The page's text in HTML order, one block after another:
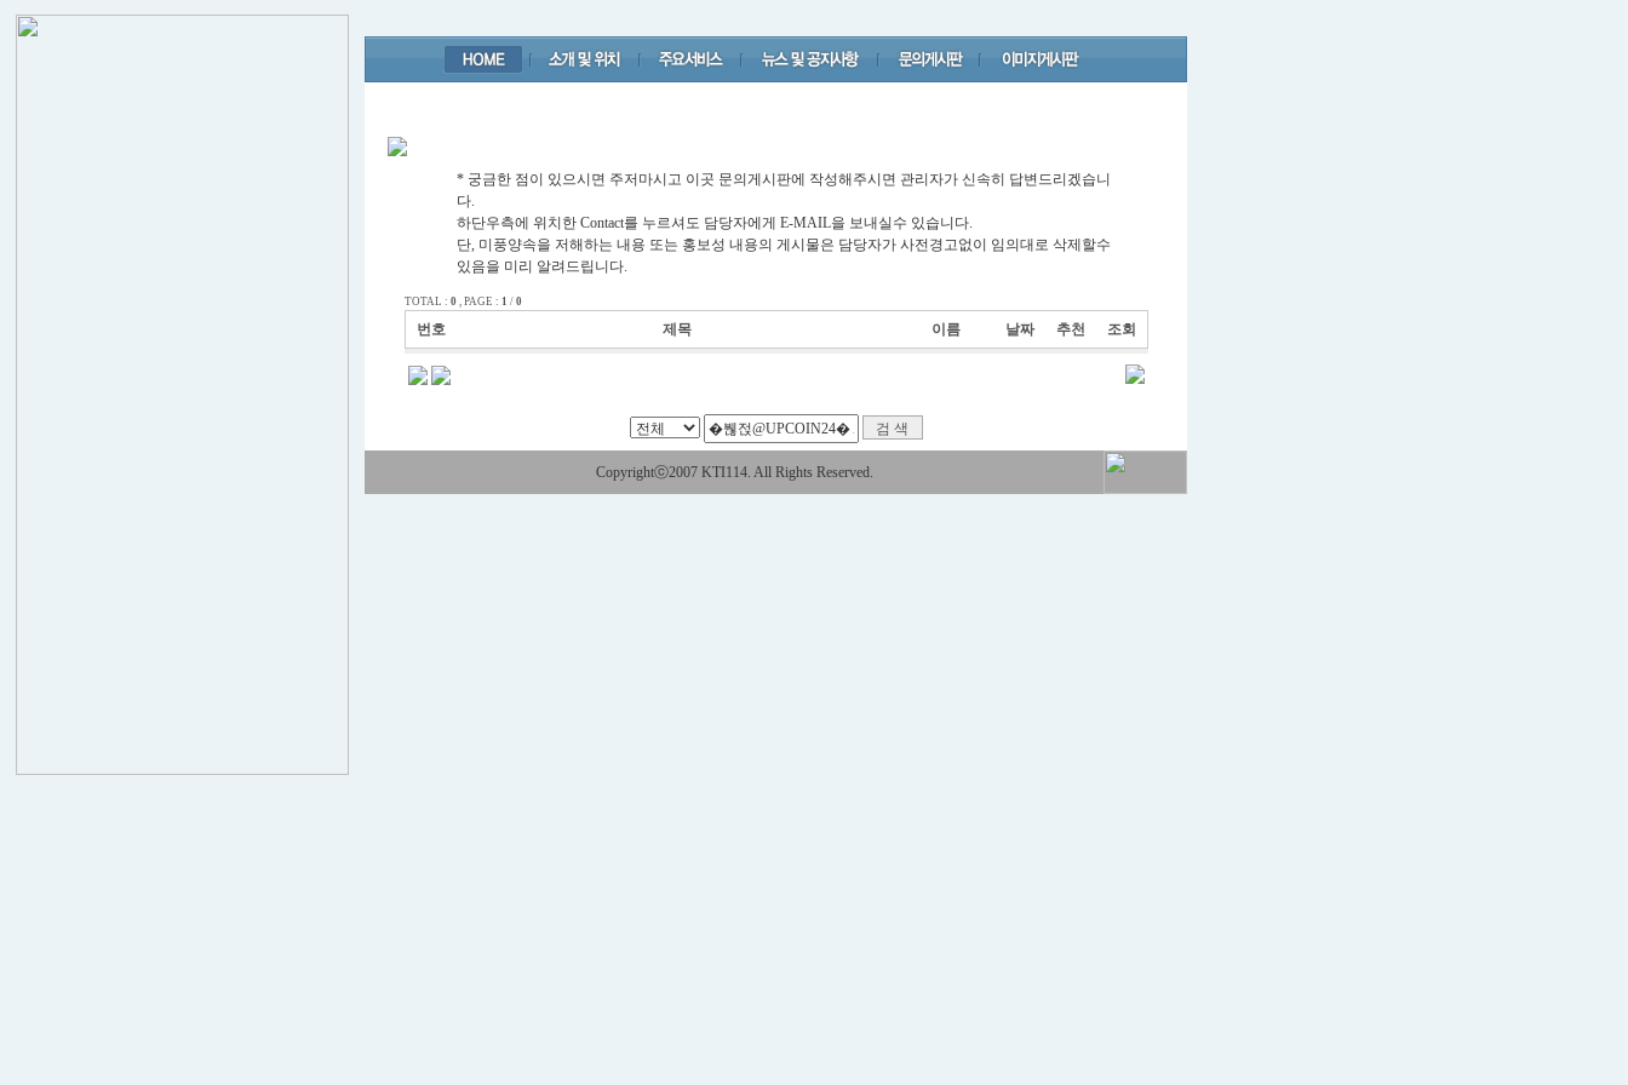
* 궁금한 점이 있으시면 주저마시고 이곳 문의게시판에 작성해주시면 관리자가 신속히 답변드리겠습니
다.
하단우측에 위치한 Contact를 누르셔도 담당자에게 E-MAIL을 보내실수 있습니다.
단, 미풍양속을 저해하는 내용 또는 홍보성 내용의 게시물은 담당자가 사전경고없이 임의대로 삭제할수
있음을 미리 알려드립니다.
TOTAL : 0 , PAGE : 1 / 0
번호 제목 이름 날짜 추천 조회
Copyrightⓒ2007 KTI114. All Rights Reserved.